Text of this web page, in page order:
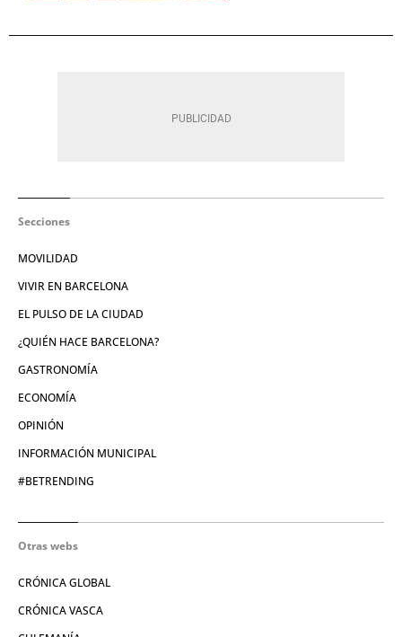
Secciones
MOVILIDAD
VIVIR EN BARCELONA
EL PULSO DE LA CIUDAD
¿QUIÉN HACE BARCELONA?
GASTRONOMÍA
ECONOMÍA
OPINIÓN
INFORMACIÓN MUNICIPAL
#BETRENDING
Otras webs
CRÓNICA GLOBAL
CRÓNICA VASCA